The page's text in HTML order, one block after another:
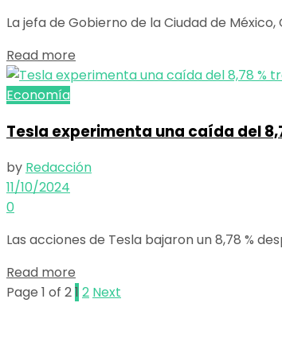
La jefa de Gobierno de la Ciudad de
Read more
Economía
Tesla experimenta una caída del
by Redacción
11/10/2024
0
Las acciones de Tesla bajaron un 8,78 %
Read more
Page 1 of 21 2 Next